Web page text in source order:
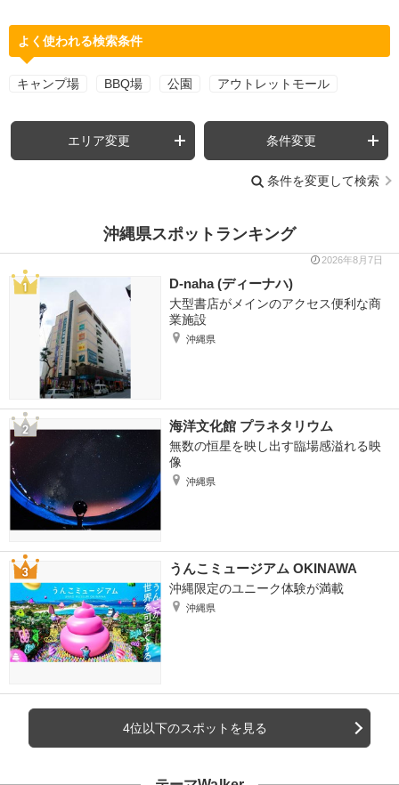
よく使われる検索条件
キャンプ場 BBQ場 公園 アウトレットモール
エリア変更 条件変更
条件を変更して検索
沖縄県スポットランキング
2026年8月7日
D-naha (ディーナハ)
大型書店がメインのアクセス便利な商
業施設
沖縄県
海洋文化館 プラネタリウム
無数の恒星を映し出す臨場感溢れる映
像
沖縄県
うんこミュージアム OKINAWA
沖縄限定のユニーク体験が満載
沖縄県
4位以下のスポットを見る